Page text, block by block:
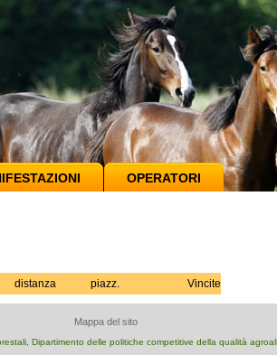
OPERATORI
distanza piazz. Vincite
Mappa del sito
Dipartimento delle politiche competitive della qualità